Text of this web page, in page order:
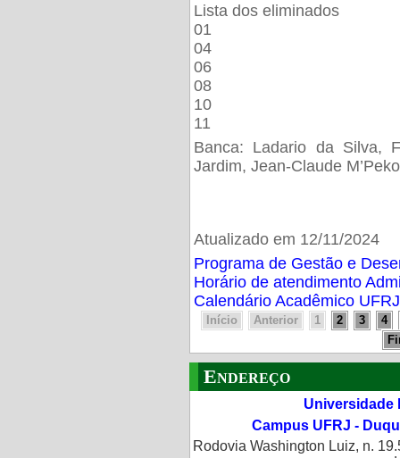
Lista dos eliminados
01
04
06
08
10
11
Banca: Ladario da Silva,
Jardim, Jean-Claude M’Peko
Atualizado em 12/11/2024
Programa de Gestão e
Horário de atendimento
Calendário Acadêmico
Início Anterior 1 2 3
4
Endereço
Universidade
Campus UFRJ -
Rodovia Washington Luiz, n.